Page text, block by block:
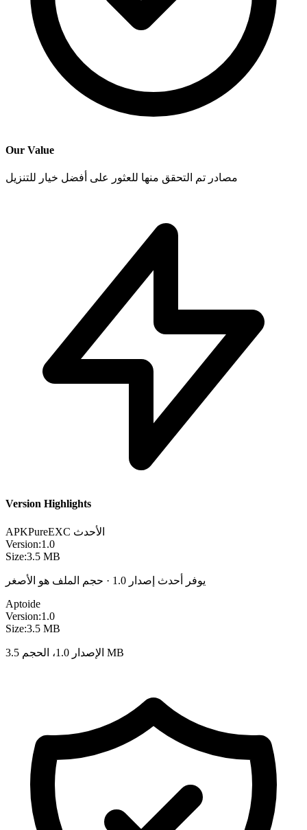
Our Value
مصادر تم التحقق منها للعثور على أفضل خيار للتنزيل
Version Highlights
APKPureEXC الأحدث
Version:1.0
Size:3.5 MB
يوفر أحدث إصدار 1.0 · حجم الملف هو الأصغر
Aptoide
Version:1.0
Size:3.5 MB
الإصدار 1.0، الحجم 3.5 MB